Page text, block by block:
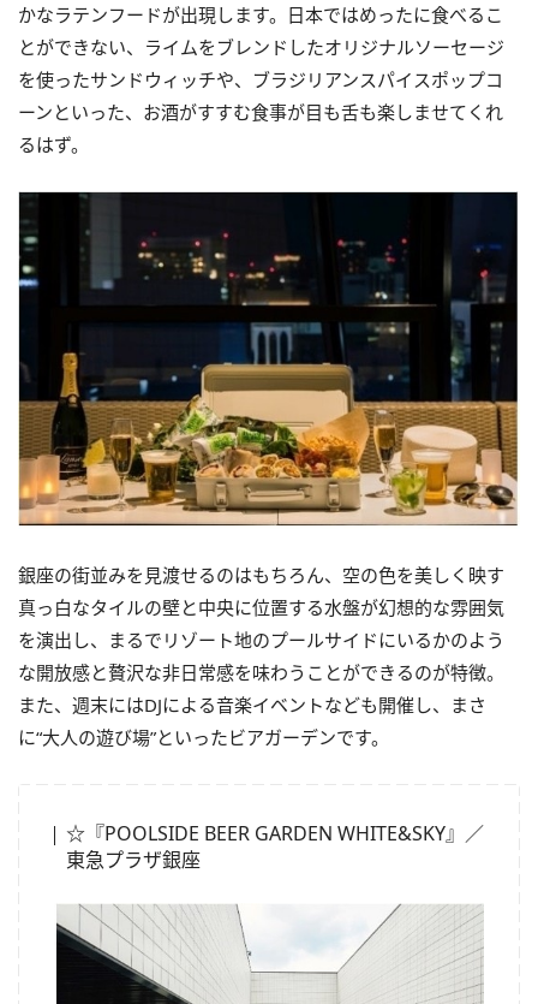
かなラテンフードが出現します。日本ではめったに食べるこ
とができない、ライムをブレンドしたオリジナルソーセージ
を使ったサンドウィッチや、ブラジリアンスパイスポップコ
ーンといった、お酒がすすむ食事が目も舌も楽しませてくれ
るはず。
銀座の街並みを見渡せるのはもちろん、空の色を美しく映す
真っ白なタイルの壁と中央に位置する水盤が幻想的な雰囲気
を演出し、まるでリゾート地のプールサイドにいるかのよう
な開放感と贅沢な非日常感を味わうことができるのが特徴。
また、週末にはDJによる音楽イベントなども開催し、まさ
に“大人の遊び場”といったビアガーデンです。
☆『POOLSIDE BEER GARDEN WHITE&SKY』／
東急プラザ銀座